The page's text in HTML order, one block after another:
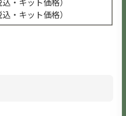
・キット価格）